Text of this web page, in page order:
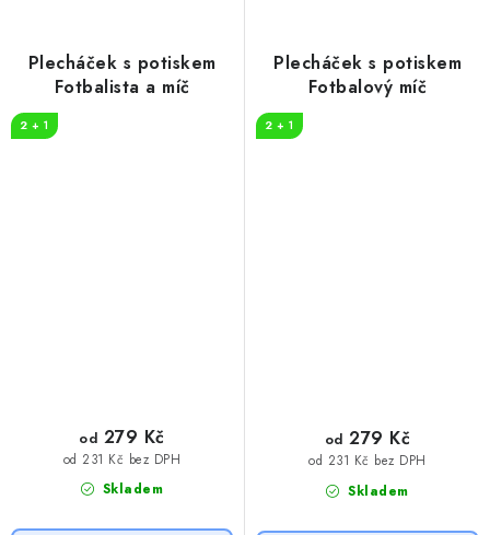
Plecháček s potiskem
Fotbalista a míč
2 + 1
Skladem
od 231 Kč bez DPH
od 279 Kč
Plecháček s potiskem
Fotbalový míč
2 + 1
Skladem
od 231 Kč bez DPH
od 279 Kč